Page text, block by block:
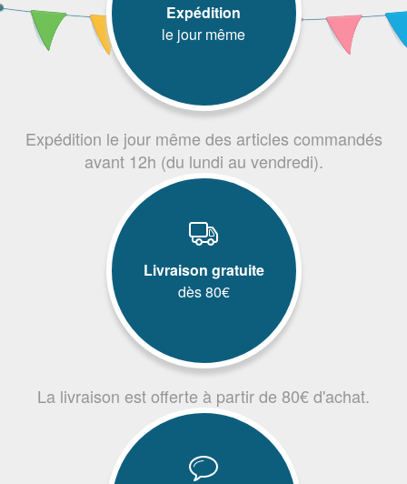
Expédition
le jour même
Expédition le jour même des articles commandés
avant 12h (du lundi au vendredi).
Livraison gratuite
dès 80€
La livraison est offerte à partir de 80€ d'achat.